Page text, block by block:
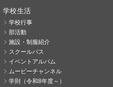
学校生活
学校行事
部活動
施設・制服紹介
スクールバス
イベントアルバム
ムービーチャンネル
学則（令和8年度～）